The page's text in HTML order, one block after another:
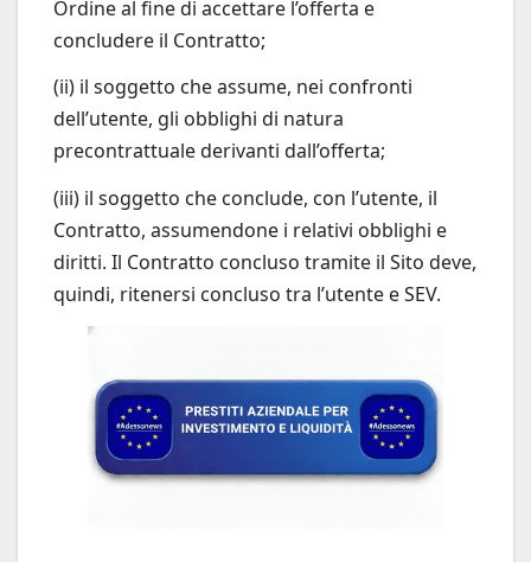
Ordine al fine di accettare l’offerta e
concludere il Contratto;
(ii) il soggetto che assume, nei confronti
dell’utente, gli obblighi di natura
precontrattuale derivanti dall’offerta;
(iii) il soggetto che conclude, con l’utente, il
Contratto, assumendone i relativi obblighi e
diritti. Il Contratto concluso tramite il Sito deve,
quindi, ritenersi concluso tra l’utente e SEV.